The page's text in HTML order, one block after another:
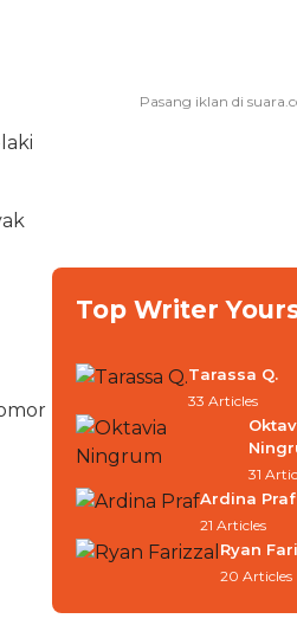
Top Writer
Tarassa Q.
33 Articles
31
Ardina Praf
21 Articles
Ryan
20 Articles